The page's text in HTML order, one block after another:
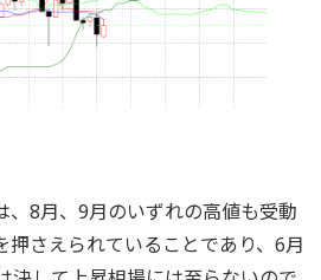
、8月、9月のいずれの高値も受動
押さえられていることであり、6月